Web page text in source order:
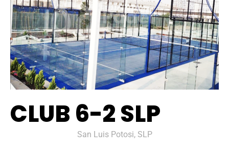
CLUB 6-2 SLP
San Luis Potosi, SLP